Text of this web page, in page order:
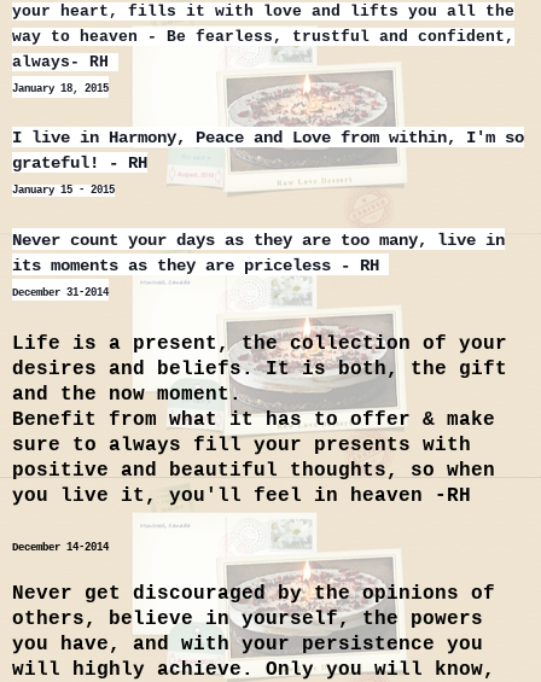
your heart, fills it with love and lifts you all the
way to heaven - Be fearless, trustful and confident,
always- RH
January 18, 2015
I live in Harmony, Peace and Love from within, I'm so
grateful! - RH
January 15 - 2015
Never count your days as they are too many, live in
its moments as they are priceless - RH
December 31-2014
Life is a present, the collection of your
desires and beliefs. It is both, the gift
and the now moment.
Benefit from what it has to offer & make
sure to always fill your presents with
positive and beautiful thoughts, so when
you live it, you'll feel in heaven -RH
December 14-2014
Never get discouraged by the opinions of
others, believe in yourself, the powers
you have, and with your persistence you
will highly achieve. Only you will know,